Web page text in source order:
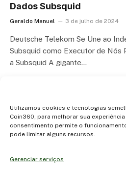
Utilizamos cookies e tecnologias
Coin360, para melhorar sua experiência
consentimento permite o
pode limitar alguns recursos.
Gerenciar serviços
Dados Subsquid
Geraldo Manuel 3 de julho de 2024
Deutsche Telekom Se Une ao
Subsquid como Executor de Nós
a Subsquid A gigante…